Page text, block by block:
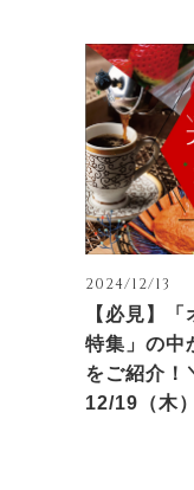
2024/12/13
【必見】
特集」の中
をご紹介！
12/19（木